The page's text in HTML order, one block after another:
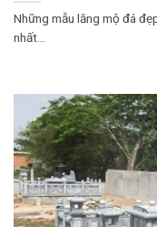
Những mẫu lăng mộ đá
nhất...